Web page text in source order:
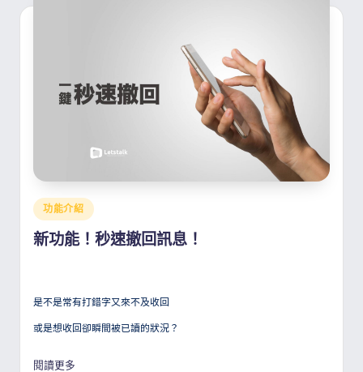
Posted
in
功能介紹
新功能！秒速撤回訊息！
是不是常有打錯字又來不及收回
或是想收回卻瞬間被已讀的狀況？
閱讀更多